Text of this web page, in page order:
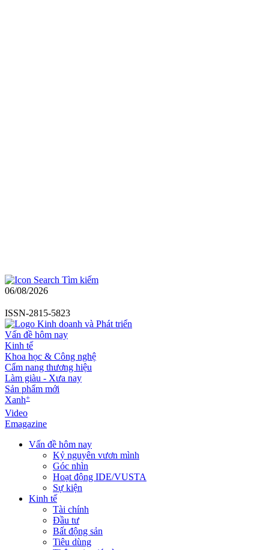
Tìm kiếm
06/08/2026
ISSN-2815-5823
Vấn đề hôm nay
Kinh tế
Khoa học & Công nghệ
Cẩm nang thương hiệu
Làm giàu - Xưa nay
Sản phẩm mới
Xanh+
Video
Emagazine
Vấn đề hôm nay
Kỷ nguyên vươn mình
Góc nhìn
Hoạt động IDE/VUSTA
Sự kiện
Kinh tế
Tài chính
Đầu tư
Bất động sản
Tiêu dùng